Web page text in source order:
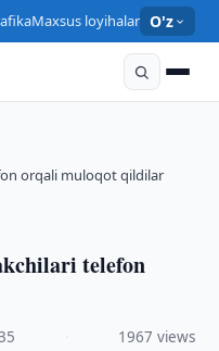
Maxsus loyihalar O'z
orqali muloqot qildilar
telefon
1967 views